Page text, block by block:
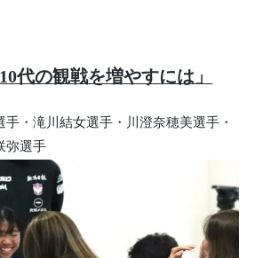
代の観戦を増やすには」
・滝川結女選手・川澄奈穂美選手・
弥選手